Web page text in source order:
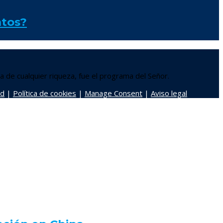
de cualquier riqueza, fue el programa del Señor.
| Política de cookies | Manage Consent | Aviso legal